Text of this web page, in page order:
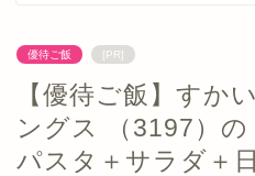
優待ご飯 [PR]
【優待ご飯】すか
ングス （3197）
パスタ＋サラダ＋